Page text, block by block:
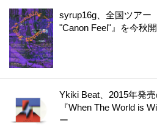
syrup16g、全国ツアー
"Canon Feel"』を今秋
Ykiki Beat、2015年発
『When The World is
ー